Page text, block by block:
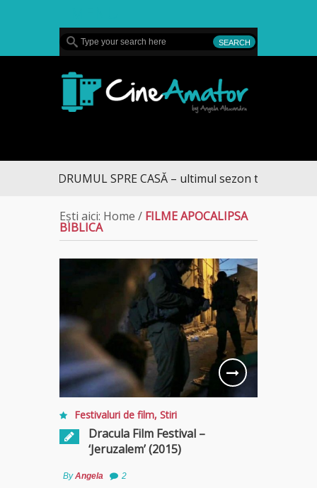
DRUMUL SPRE CASĂ – ultimul sezon te aduce la
Ești aici: Home / FILME APOCALIPSA
BIBLICA
Festivaluri de film, Stiri
Dracula Film Festival –
‘Jeruzalem’ (2015)
ByAngela 2